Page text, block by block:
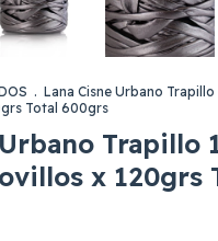
. Lana Cisne Urbano Trapillo
Total 600grs
Trapillo
x 120grs